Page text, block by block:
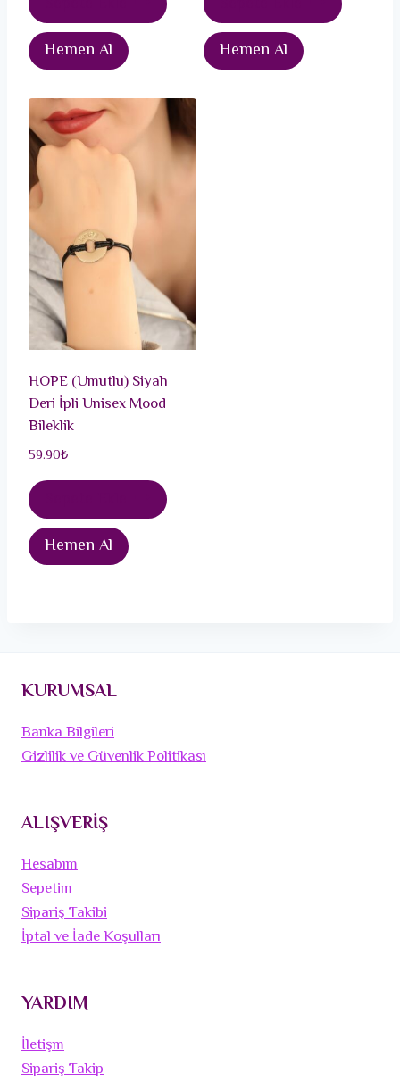
Hemen Al
Hemen Al
HOPE (Umutlu) Siyah
Deri İpli Unisex Mood
Bileklik
59.90₺
Hemen Al
KURUMSAL
Banka Bilgileri
Gizlilik ve Güvenlik Politikası
ALIŞVERİŞ
Hesabım
Sepetim
Sipariş Takibi
İptal ve İade Koşulları
YARDIM
İletişm
Sipariş Takip